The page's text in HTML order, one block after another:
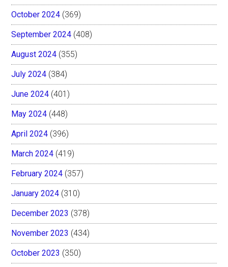
October 2024 (369)
September 2024 (408)
August 2024 (355)
July 2024 (384)
June 2024 (401)
May 2024 (448)
April 2024 (396)
March 2024 (419)
February 2024 (357)
January 2024 (310)
December 2023 (378)
November 2023 (434)
October 2023 (350)